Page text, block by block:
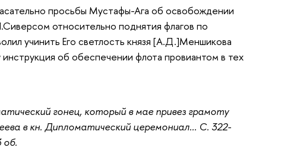
просьбы Мустафы-Ага об освобождении
относительно поднятия флагов по
учинить Его светлость князя [А.Д.]Меншикова
об обеспечении флота провиантом в тех
гонец, который в мае привез грамоту
в кн. Дипломатический церемониал... С. 322-
об.